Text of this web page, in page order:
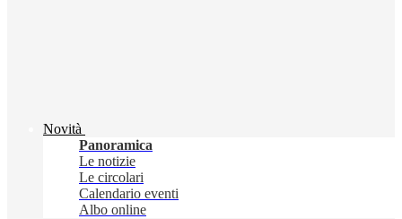
Novità
Panoramica
Le notizie
Le circolari
Calendario eventi
Albo online